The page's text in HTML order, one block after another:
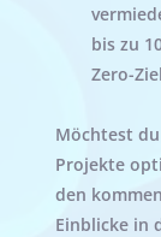
bis zu
Zero-
Möchtest du
Projekte
den
Einblicke in